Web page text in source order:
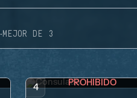
·MEJOR DE 3
4 PROHIBIDO